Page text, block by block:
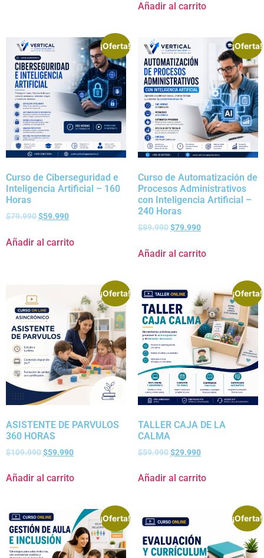
Añadir al carrito
¡Oferta!
Curso de Ciberseguridad e
Inteligencia Artificial – 160
Horas
$79.990$59.990
Añadir al carrito
¡Oferta!
Curso de Automatización de
Procesos Administrativos
con Inteligencia Artificial –
240 Horas
$89.990$79.990
Añadir al carrito
¡Oferta!
ASISTENTE DE PARVULOS
360 HORAS
$109.990$59.990
Añadir al carrito
¡Oferta!
TALLER CAJA DE LA
CALMA
$59.990$29.990
Añadir al carrito
¡Oferta! ¡Oferta!